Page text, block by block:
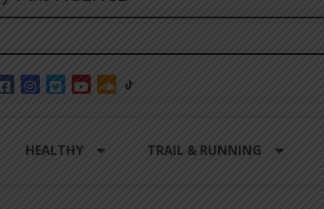
HEALTHY TRAIL & RUNNING